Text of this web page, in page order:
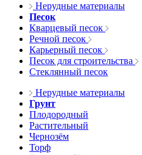
Нерудные материалы
Песок
Кварцевый песок
Речной песок
Карьерный песок
Песок для строительства
Стеклянный песок
Нерудные материалы
Грунт
Плодородный
Растительный
Чернозём
Торф